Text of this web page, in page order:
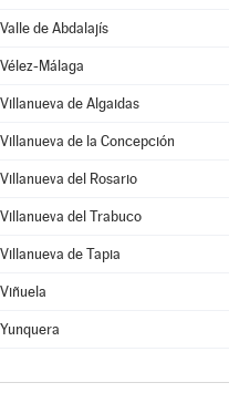
Valle de Abdalajís
Vélez-Málaga
Villanueva de Algaidas
Villanueva de la Concepción
Villanueva del Rosario
Villanueva del Trabuco
Villanueva de Tapia
Viñuela
Yunquera